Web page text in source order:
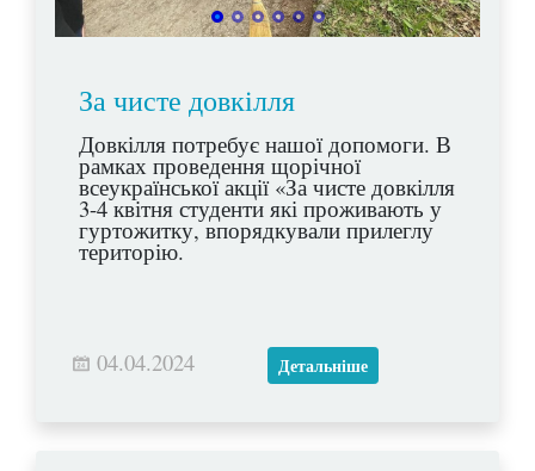
За чисте довкілля
Довкілля потребує нашої допомоги. В
рамках проведення щорічної
всеукраїнської акції «За чисте довкілля
3-4 квітня студенти які проживають у
гуртожитку, впорядкували прилеглу
територію.
04.04.2024 Детальніше